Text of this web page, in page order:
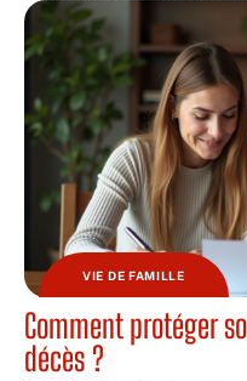
VIE DE FAMILLE
Comment protéger
décès ?